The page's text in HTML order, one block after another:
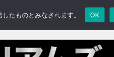
たものとみなされます。 OK